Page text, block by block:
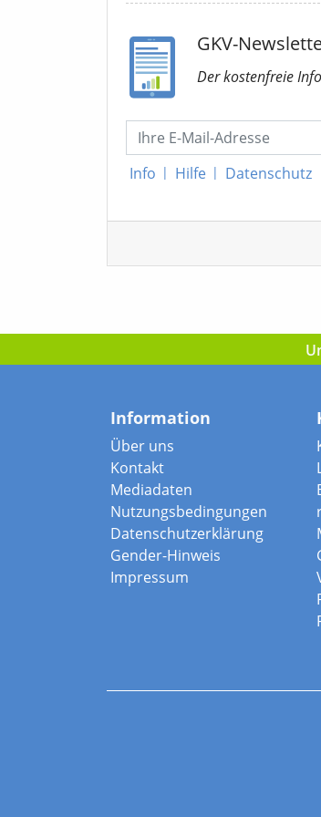
GKV-
Der kostenfreie
Info | Hilfe | Datenschutz
Information
Über uns
Kontakt
Mediadaten
Nutzungsbedingungen
Datenschutzerklärung
Gender-Hinweis
Impressum